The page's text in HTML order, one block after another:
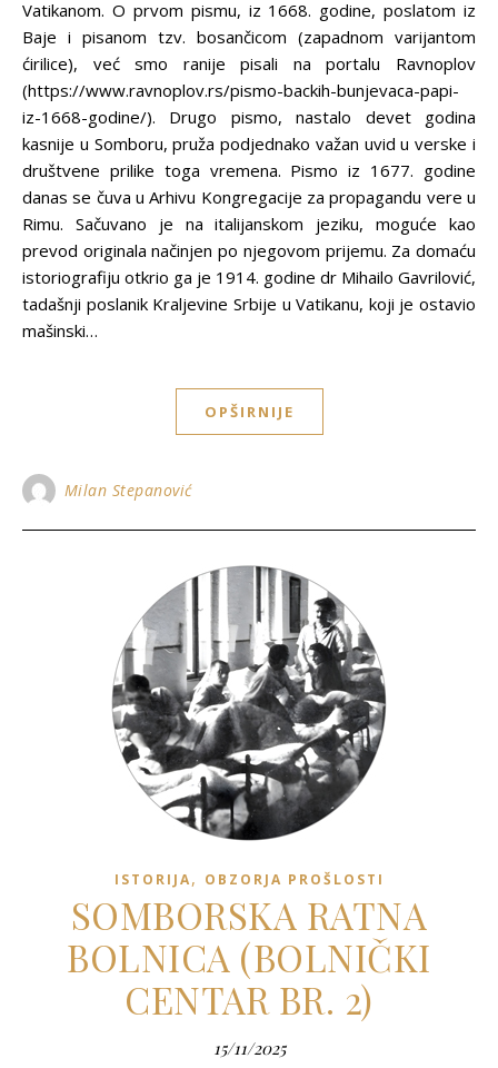
Vatikanom. O prvom pismu, iz 1668. godine, poslatom iz
Baje i pisanom tzv. bosančicom (zapadnom varijantom
ćirilice), već smo ranije pisali na portalu Ravnoplov
(https://www.ravnoplov.rs/pismo-backih-bunjevaca-papi-
iz-1668-godine/). Drugo pismo, nastalo devet godina
kasnije u Somboru, pruža podjednako važan uvid u verske i
društvene prilike toga vremena. Pismo iz 1677. godine
danas se čuva u Arhivu Kongregacije za propagandu vere u
Rimu. Sačuvano je na italijanskom jeziku, moguće kao
prevod originala načinjen po njegovom prijemu. Za domaću
istoriografiju otkrio ga je 1914. godine dr Mihailo Gavrilović,
tadašnji poslanik Kraljevine Srbije u Vatikanu, koji je ostavio
mašinski…
OPŠIRNIJE
Milan Stepanović
ISTORIJA, OBZORJA PROŠLOSTI
SOMBORSKA RATNA
BOLNICA (BOLNIČKI
CENTAR BR. 2)
15/11/2025